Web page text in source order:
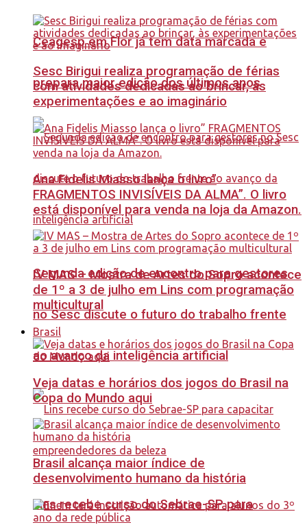
Ceagesp em Flor já tem data marcada e
prepara maior edição dos últimos anos
Segunda edição de encontro para gestores
no Sesc discute o futuro do trabalho frente
ao avanço da inteligência artificial
Lins recebe curso do Sebrae-SP para
Sesc Birigui realiza programação de férias
com atividades dedicadas ao brincar, às
experimentações e ao imaginário
Ana Fidelis Miasso lança o livro”
FRAGMENTOS INVISÍVEIS DA ALMA”. O livro
está disponível para venda na loja da Amazon.
IV MAS – Mostra de Artes do Sopro acontece
de 1º a 3 de julho em Lins com programação
multicultural
Brasil
Veja datas e horários dos jogos do Brasil na
Copa do Mundo aqui
Brasil alcança maior índice de
desenvolvimento humano da história